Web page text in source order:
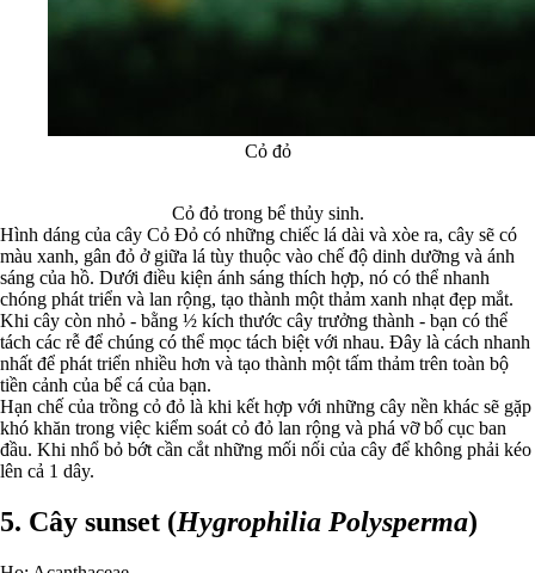
Cỏ đỏ
Cỏ đỏ trong bể thủy sinh.
Hình dáng của cây Cỏ Đỏ có những chiếc lá dài và xòe ra, cây sẽ có
màu xanh, gân đỏ ở giữa lá tùy thuộc vào chế độ dinh dưỡng và ánh
sáng của hồ. Dưới điều kiện ánh sáng thích hợp, nó có thể nhanh
chóng phát triển và lan rộng, tạo thành một thảm xanh nhạt đẹp mắt.
Khi cây còn nhỏ - bằng ½ kích thước cây trưởng thành - bạn có thể
tách các rễ để chúng có thể mọc tách biệt với nhau. Đây là cách nhanh
nhất để phát triển nhiều hơn và tạo thành một tấm thảm trên toàn bộ
tiền cảnh của bể cá của bạn.
Hạn chế của trồng cỏ đỏ là khi kết hợp với những cây nền khác sẽ gặp
khó khăn trong việc kiểm soát cỏ đỏ lan rộng và phá vỡ bố cục ban
đầu. Khi nhổ bỏ bớt cần cắt những mối nối của cây để không phải kéo
lên cả 1 dây.
5. Cây sunset (Hygrophilia Polysperma)